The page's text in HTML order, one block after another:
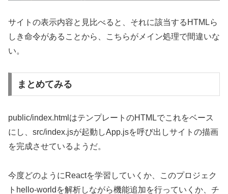
サイトの表示内容と見比べると、それに該当するHTMLら
しき命令があることから、こちらがメイン処理で間違いな
い。
まとめてみる
public/index.htmlはテンプレートのHTMLでこれをベース
にし、src/index.jsが起動しApp.jsを呼び出しサイトの描画
を完成させているようだ。
今度どのようにReactを学習していくか、このプロジェク
トhello-worldを解析しながら機能追加を行っていくか、チ